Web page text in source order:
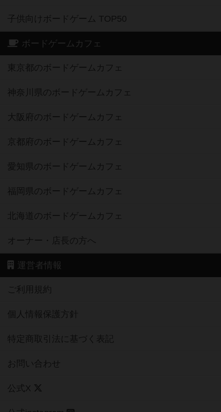
子供向けボードゲーム TOP50
ボードゲームカフェ
東京都のボードゲームカフェ
神奈川県のボードゲームカフェ
大阪府のボードゲームカフェ
京都府のボードゲームカフェ
愛知県のボードゲームカフェ
福岡県のボードゲームカフェ
北海道のボードゲームカフェ
オーナー・店長の方へ
運営者情報
ご利用規約
個人情報保護方針
特定商取引法に基づく表記
お問い合わせ
公式X